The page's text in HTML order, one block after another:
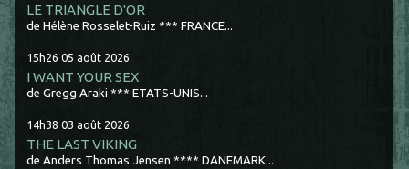
LE TRIANGLE D'OR
de Hélène Rosselet-Ruiz *** FRANCE...
15h26 05 août 2026
I WANT YOUR SEX
de Gregg Araki *** ETATS-UNIS...
14h38 03 août 2026
THE LAST VIKING
de Anders Thomas Jensen **** DANEMARK...